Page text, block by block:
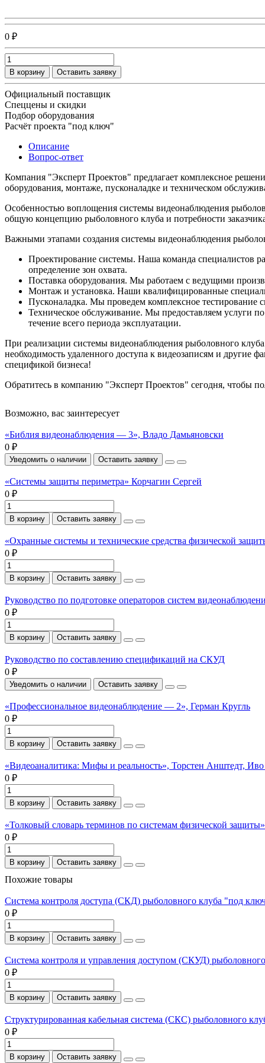
0 ₽
В корзину Оставить заявку
Официальный поставщик
Спеццены и скидки
Подбор оборудования
Расчёт проекта "под ключ"
Описание
Вопрос-ответ
Компания "Эксперт Проектов" предлагает комплексное
оборудования, монтаже, пусконаладке и техническом
Особенностью воплощения системы видеонаблюдения
общую концепцию рыболовного клуба и потребности
Важными этапами создания системы видеонаблюдения
Проектирование системы. Наша команда специалистов
определение зон охвата.
Поставка оборудования. Мы работаем с ведущими
Монтаж и установка. Наши квалифицированные
Пусконаладка. Мы проведем комплексное тестирование
Техническое обслуживание. Мы предоставляем услуги
течение всего периода эксплуатации.
При реализации системы видеонаблюдения рыболовного
необходимость удаленного доступа к видеозаписям и
спецификой бизнеса!
Обратитесь в компанию "Эксперт Проектов" сегодня, чтобы
Возможно, вас заинтересует
«Библия видеонаблюдения — 3», Владо Дамьяновски
0 ₽
Уведомить о наличии Оставить заявку
«Системы защиты периметра» Корчагин Сергей
0 ₽
В корзину Оставить заявку
«Охранные системы и технические средства физической
0 ₽
В корзину Оставить заявку
Руководство по подготовке операторов систем
0 ₽
В корзину Оставить заявку
Руководство по составлению спецификаций на СКУД
0 ₽
Уведомить о наличии Оставить заявку
«Профессиональное видеонаблюдение — 2», Герман Кругль
0 ₽
В корзину Оставить заявку
«Видеоаналитика: Мифы и реальность», Торстен Анштедт,
0 ₽
В корзину Оставить заявку
«Толковый словарь терминов по системам физической
0 ₽
В корзину Оставить заявку
Похожие товары
Система контроля доступа (СКД) рыболовного клуба "под
0 ₽
В корзину Оставить заявку
Система контроля и управления доступом (СКУД)
0 ₽
В корзину Оставить заявку
Структурированная кабельная система (СКС) рыболовного
0 ₽
В корзину Оставить заявку